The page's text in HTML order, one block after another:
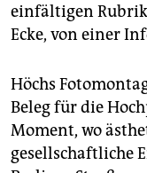
einfältigen
Ecke, von einer
Höchs
Beleg für die
Moment, wo
gesellschaftliche